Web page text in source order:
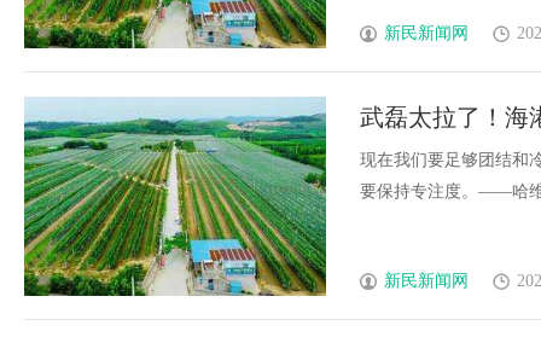
新民新闻网
武磊太拉了！海
冠要丢人
现在我们要足够团结和
要保持专注度。——哈
新民新闻网